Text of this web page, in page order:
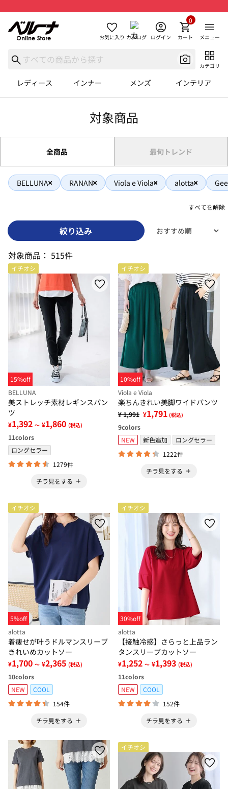
お気に入り カタログ ログイン カート
0
メニュー
カテゴリ
レディース インナー メンズ インテリア
対象商品
全商品 最旬トレンド
BELLUNA RANAN Viola e Viola alotta
すべてを解除
絞り込み
対象商品： 515件
イチオシ
15%off
BELLUNA
美ストレッチ素材レギンスパン
ツ
¥1,392 ～ ¥1,860 (税込)
11colors
ロングセラー
1279件
チラ見をする
イチオシ
10%off
Viola e Viola
楽ちんきれい美脚ワイドパンツ
¥ 1,991 ¥1,791 (税込)
9colors
NEW
新色追加
ロングセラー
1222件
チラ見をする
イチオシ
5%off
alotta
着痩せが叶うドルマンスリーブ
きれいめカットソー
¥1,700 ～ ¥2,365 (税込)
10colors
NEW
COOL
154件
チラ見をする
イチオシ
30%off
alotta
【接触冷感】さらっと上品ラン
タンスリーブカットソー
¥1,252 ～ ¥1,393 (税込)
11colors
NEW
COOL
152件
チラ見をする
イチオシ